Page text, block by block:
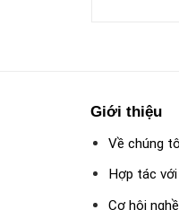
Giới thiệu
Về chúng
Hợp tác
Cơ hội